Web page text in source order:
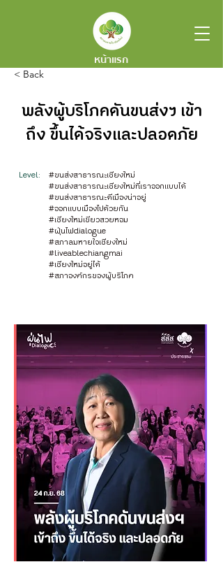
หน้าแรก
< Back
พลังผู้บริโภคดันขนส่งฯ เข้า
ถึง ขึ้นได้จริงและปลอดภัย
Level:
#ขนส่งสาธารณะเชียงใหม่
#ขนส่งสาธารณะเชียงใหม่ที่เราออกแบบได้
#ขนส่งสาธารณะดีเมืองน่าอยู่
#ออกแบบเมืองไปด้วยกัน
#เชียงใหม่เขียวสวยหอม
#ฝุ่นไฟdialogue
#สภาลมหายใจเชียงใหม่
#liveablechiangmai
#เชียงใหม่อยู่ได้
#สภาองค์กรของผู้บริโภค